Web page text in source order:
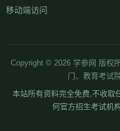
移动端访问
Copyright © 2026 学参网 版
门、教育考试
本站所有资料完全免费,不收取
何官方招生考试机